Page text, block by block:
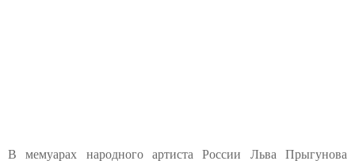
В мемуарах народного артиста России Льва Прыгунова